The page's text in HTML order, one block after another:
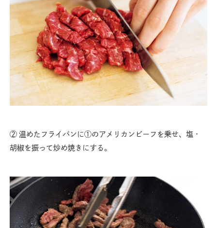
② 温めたフライパンに①のアメリカンビーフを乗せ、塩・
胡椒を振って炒め焼きにする。